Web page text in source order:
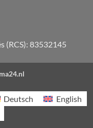
(RCS): 83532145
Deutsch
English